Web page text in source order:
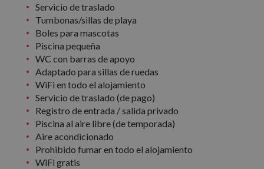
Servicio de traslado
Tumbonas/sillas de playa
Boles para mascotas
Piscina pequeña
WC con barras de apoyo
Adaptado para sillas de ruedas
WiFi en todo el alojamiento
Servicio de traslado (de pago)
Registro de entrada / salida privado
Piscina al aire libre (de temporada)
Aire acondicionado
Prohibido fumar en todo el alojamiento
WiFi gratis